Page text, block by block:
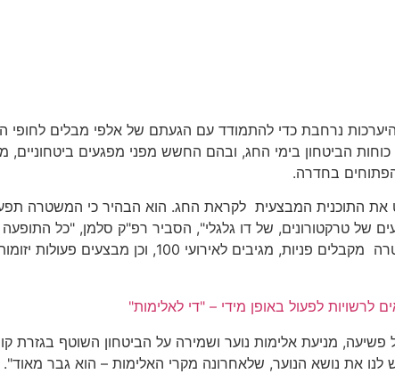
נרחבת כדי להתמודד עם הגעתם של אלפי מבלים לחופי הים
הביטחון בימי החג, ובהם החשש מפני מפגעים ביטחוניים,
בחדרה.
התוכנית המבצעית לקראת החג. הוא הבהיר כי המשטרה
של טרקטורונים, של דו גלגלי", הסביר רפ"ק סלמן, "כל
רכבי השטח, הנערים שמשתוללים". רפ"ק סלמן סיפר כי
לרשויות לפעול באופן מידי – "די לאלימות"
מניעת אלימות נוער ושמירה על הביטחון השוטף בגזרת קו
לנו את נושא הנוער, שלאחרונה מקרי האלימות – הוא גבר